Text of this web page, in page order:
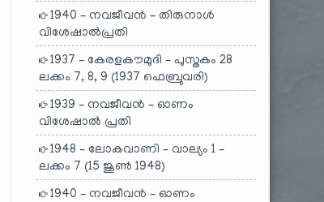
1940 – നവജീവൻ – തിരുനാൾ
വിശേഷാൽപ്രതി
1937 – കേരളകൗമുദി – പുസ്തകം 28
ലക്കം 7, 8, 9 (1937 ഫെബ്രുവരി)
1939 – നവജീവൻ – ഓണം
വിശേഷാൽ പ്രതി
1948 – ലോകവാണി – വാല്യം 1 –
ലക്കം 7 (15 ജൂൺ 1948)
1940 – നവജീവൻ – ഓണം